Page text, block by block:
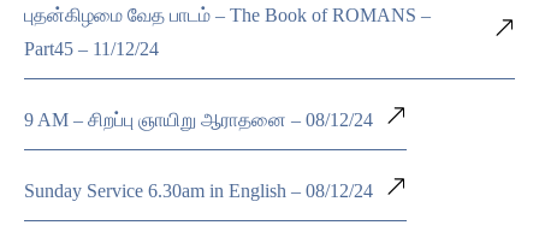
புதன்கிழமை வேத பாடம் – The Book of ROMANS –
Part45 – 11/12/24
9 AM – சிறப்பு ஞாயிறு ஆராதனை – 08/12/24
Sunday Service 6.30am in English – 08/12/24